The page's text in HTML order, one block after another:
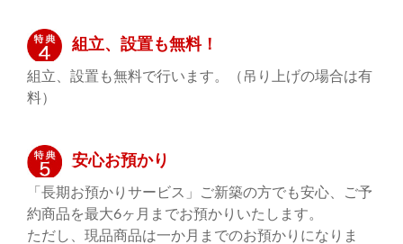
組立、設置も無料！
組立、設置も無料で行います。（吊り上げの場合は有
料）
安心お預かり
「長期お預かりサービス」ご新築の方でも安心、ご予
約商品を最大6ヶ月までお預かりいたします。
ただし、現品商品は一か月までのお預かりになりま